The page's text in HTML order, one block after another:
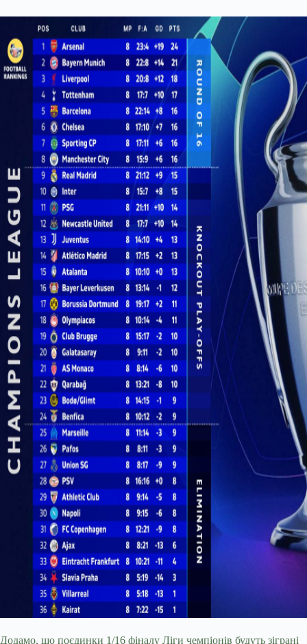
Додамо, що поєдинки 1/16 фіналу Ліги чемпіонів будуть зіграні